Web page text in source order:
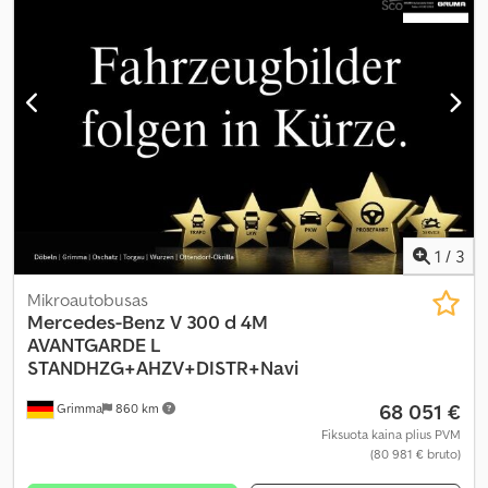
1 / 3
Grimma 860 km
Mikroautobusas
Mercedes-Benz V 300 d 4M
AVANTGARDE L
STANDHZG+AHZV+DISTR+Navi
68 051 €
Fiksuota kaina plius PVM
(80 981 € bruto)